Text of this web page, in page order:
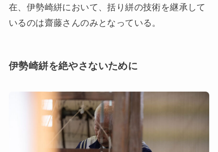
在、伊勢崎絣において、括り絣の技術を継承して
いるのは齋藤さんのみとなっている。
伊勢崎絣を絶やさないために